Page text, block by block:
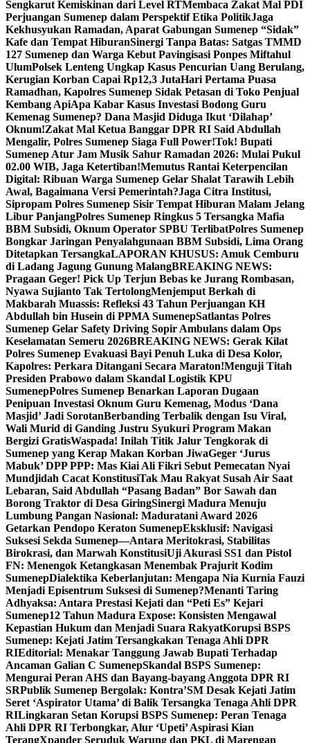
Sengkarut Kemiskinan dari Level RTMembaca Zakat Mal PDI
Perjuangan Sumenep dalam Perspektif Etika PolitikJaga
Kekhusyukan Ramadan, Aparat Gabungan Sumenep “Sidak”
Kafe dan Tempat HiburanSinergi Tanpa Batas: Satgas TMMD
127 Sumenep dan Warga Kebut Pavingisasi Ponpes Miftahul
UlumPolsek Lenteng Ungkap Kasus Pencurian Uang Berulang,
Kerugian Korban Capai Rp12,3 JutaHari Pertama Puasa
Ramadhan, Kapolres Sumenep Sidak Petasan di Toko Penjual
Kembang ApiApa Kabar Kasus Investasi Bodong Guru
Kemenag Sumenep? Dana Masjid Diduga Ikut ‘Dilahap’
Oknum!Zakat Mal Ketua Banggar DPR RI Said Abdullah
Mengalir, Polres Sumenep Siaga Full Power!Tok! Bupati
Sumenep Atur Jam Musik Sahur Ramadan 2026: Mulai Pukul
02.00 WIB, Jaga Ketertiban!Memutus Rantai Keterpencilan
Digital: Ribuan Warga Sumenep Gelar Shalat Tarawih Lebih
Awal, Bagaimana Versi Pemerintah?Jaga Citra Institusi,
Sipropam Polres Sumenep Sisir Tempat Hiburan Malam Jelang
Libur PanjangPolres Sumenep Ringkus 5 Tersangka Mafia
BBM Subsidi, Oknum Operator SPBU TerlibatPolres Sumenep
Bongkar Jaringan Penyalahgunaan BBM Subsidi, Lima Orang
Ditetapkan TersangkaLAPORAN KHUSUS: Amuk Cemburu
di Ladang Jagung Gunung MalangBREAKING NEWS:
Pragaan Geger! Pick Up Terjun Bebas ke Jurang Rombasan,
Nyawa Sujianto Tak TertolongMenjemput Berkah di
Makbarah Muassis: Refleksi 43 Tahun Perjuangan KH
Abdullah bin Husein di PPMA SumenepSatlantas Polres
Sumenep Gelar Safety Driving Sopir Ambulans dalam Ops
Keselamatan Semeru 2026BREAKING NEWS: Gerak Kilat
Polres Sumenep Evakuasi Bayi Penuh Luka di Desa Kolor,
Kapolres: Perkara Ditangani Secara Maraton!Menguji Titah
Presiden Prabowo dalam Skandal Logistik KPU
SumenepPolres Sumenep Benarkan Laporan Dugaan
Penipuan Investasi Oknum Guru Kemenag, Modus ‘Dana
Masjid’ Jadi SorotanBerbanding Terbalik dengan Isu Viral,
Wali Murid di Ganding Justru Syukuri Program Makan
Bergizi GratisWaspada! Inilah Titik Jalur Tengkorak di
Sumenep yang Kerap Makan Korban JiwaGeger ‘Jurus
Mabuk’ DPP PPP: Mas Kiai Ali Fikri Sebut Pemecatan Nyai
Mundjidah Cacat KonstitusiTak Mau Rakyat Susah Air Saat
Lebaran, Said Abdullah “Pasang Badan” Bor Sawah dan
Borong Traktor di Desa GiringSinergi Madura Menuju
Lumbung Pangan Nasional: Maduratani Award 2026
Getarkan Pendopo Keraton SumenepEksklusif: Navigasi
Suksesi Sekda Sumenep—Antara Meritokrasi, Stabilitas
Birokrasi, dan Marwah KonstitusiUji Akurasi SS1 dan Pistol
FN: Menengok Ketangkasan Menembak Prajurit Kodim
SumenepDialektika Keberlanjutan: Mengapa Nia Kurnia Fauzi
Menjadi Episentrum Suksesi di Sumenep?Menanti Taring
Adhyaksa: Antara Prestasi Kejati dan “Peti Es” Kejari
Sumenep12 Tahun Madura Expose: Konsisten Mengawal
Kepastian Hukum dan Menjadi Suara RakyatKorupsi BSPS
Sumenep: Kejati Jatim Tersangkakan Tenaga Ahli DPR
RIEditorial: Menakar Tanggung Jawab Bupati Terhadap
Ancaman Galian C SumenepSkandal BSPS Sumenep:
Mengurai Peran AHS dan Bayang-bayang Anggota DPR RI
SRPublik Sumenep Bergolak: Kontra’SM Desak Kejati Jatim
Seret ‘Aspirator Utama’ di Balik Tersangka Tenaga Ahli DPR
RILingkaran Setan Korupsi BSPS Sumenep: Peran Tenaga
Ahli DPR RI Terbongkar, Alur ‘Upeti’ Aspirasi Kian
TerangXpander Seruduk Warung dan PKL di Marengan